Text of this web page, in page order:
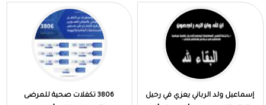
إسماعيل ولد الرباني يعزي في رحيل
3806 تكفلات صحية للمرضى